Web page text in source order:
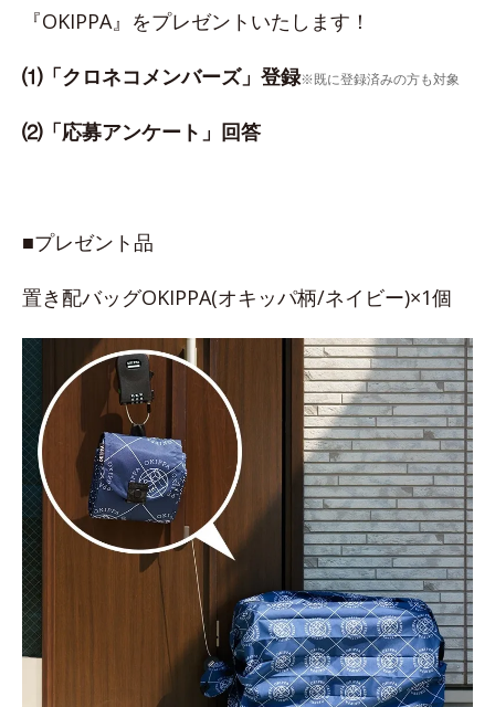
『OKIPPA』をプレゼントいたします！
⑴「クロネコメンバーズ」登録※既に登録済みの方も対象
⑵「応募アンケート」回答
■プレゼント品
置き配バッグOKIPPA(オキッパ柄/ネイビー)×1個